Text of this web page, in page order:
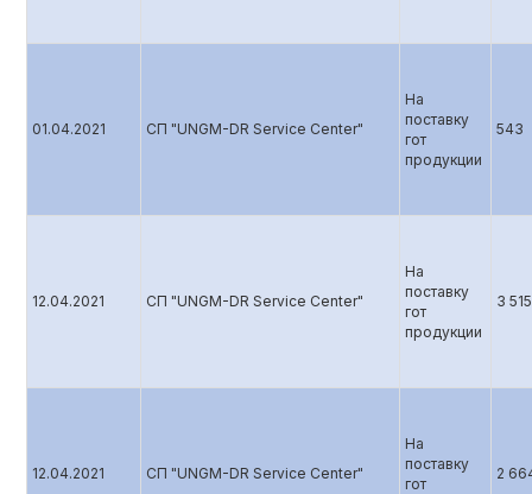
01.04.2021 СП "UNGM-DR Service Center"
На
поставку
гот
продукции
543
12.04.2021 СП "UNGM-DR Service Center"
На
поставку
гот
продукции
3 515
12.04.2021 СП "UNGM-DR Service Center"
На
поставку
гот
2